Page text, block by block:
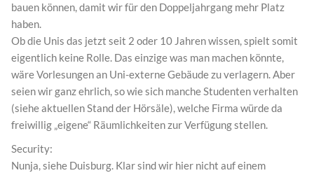
bauen können, damit wir für den Doppeljahrgang mehr Platz
haben.
Ob die Unis das jetzt seit 2 oder 10 Jahren wissen, spielt somit
eigentlich keine Rolle. Das einzige was man machen könnte,
wäre Vorlesungen an Uni-externe Gebäude zu verlagern. Aber
seien wir ganz ehrlich, so wie sich manche Studenten verhalten
(siehe aktuellen Stand der Hörsäle), welche Firma würde da
freiwillig „eigene“ Räumlichkeiten zur Verfügung stellen.
Security:
Nunja, siehe Duisburg. Klar sind wir hier nicht auf einem